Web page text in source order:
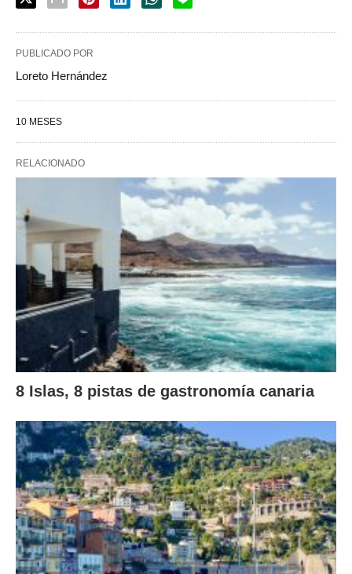
PUBLICADO POR
Loreto Hernández
10 MESES
RELACIONADO
8 Islas, 8 pistas de gastronomía canaria